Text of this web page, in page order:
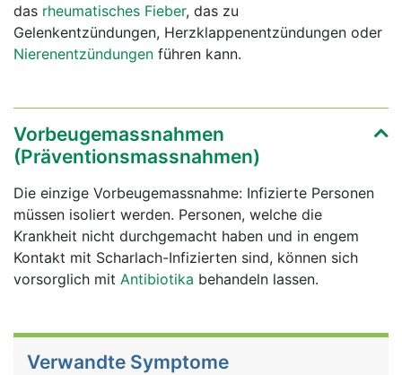
das rheumatisches Fieber, das zu
Gelenkentzündungen, Herzklappenentzündungen oder
Nierenentzündungen führen kann.
Vorbeugemassnahmen
(Präventionsmassnahmen)
Die einzige Vorbeugemassnahme: Infizierte Personen
müssen isoliert werden. Personen, welche die
Krankheit nicht durchgemacht haben und in engem
Kontakt mit Scharlach-Infizierten sind, können sich
vorsorglich mit Antibiotika behandeln lassen.
Verwandte Symptome